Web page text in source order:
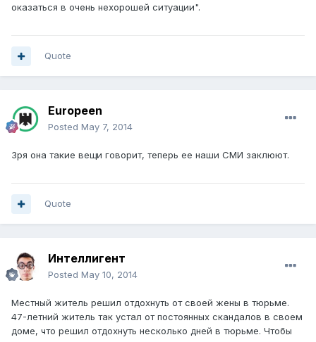
оказаться в очень нехорошей ситуации".
Quote
Europeen
Posted May 7, 2014
Зря она такие вещи говорит, теперь ее наши СМИ заклюют.
Quote
Интеллигент
Posted May 10, 2014
Местный житель решил отдохнуть от своей жены в тюрьме.
47-летний житель так устал от постоянных скандалов в своем
доме, что решил отдохнуть несколько дней в тюрьме. Чтобы